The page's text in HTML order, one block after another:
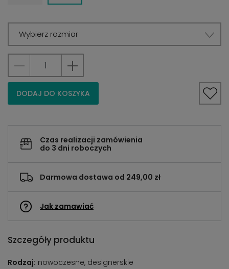
Wybierz rozmiar
DODAJ DO KOSZYKA
Czas realizacji zamówienia
do 3 dni roboczych
Darmowa dostawa od 249,00 zł
Jak zamawiać
Szczegóły produktu
Rodzaj: nowoczesne, designerskie